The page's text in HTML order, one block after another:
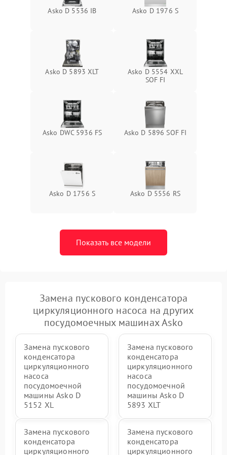
Asko D 5536 IB Asko D 1976 S
Asko D 5893 XLT
Asko D 5554 XXL
SOF FI
Asko DWC 5936 FS Asko D 5896 SOF FI
Asko D 1756 S Asko D 5556 RS
Показать все модели
Замена пускового конденсатора
циркуляционного насоса на других
посудомоечных машинах Asko
Замена пускового
конденсатора
циркуляционного
насоса
посудомоечной
машины Asko D
5152 XL
Замена пускового
конденсатора
циркуляционного
насоса
посудомоечной
машины Asko D
5893 XLT
Замена пускового
конденсатора
циркуляционного
Замена пускового
конденсатора
циркуляционного